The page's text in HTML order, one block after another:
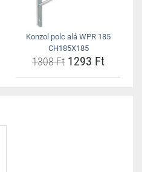
Konzol polc alá WPR 185
CH185X185
1308 Ft 1293 Ft